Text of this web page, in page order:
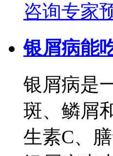
咨询专家
银屑病能
银屑病是
斑、鳞屑
生素C、